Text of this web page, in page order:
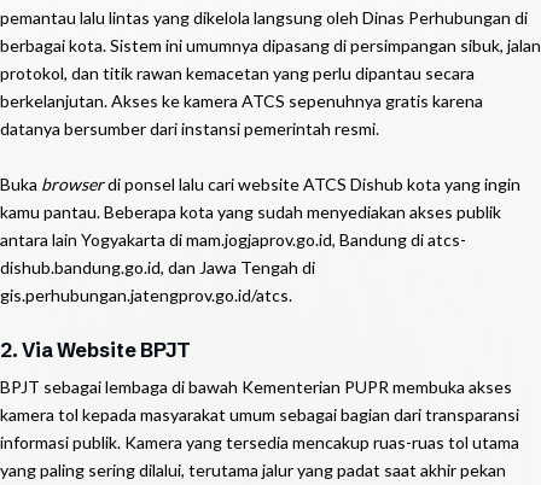
pemantau lalu lintas yang dikelola langsung oleh Dinas Perhubungan di
berbagai kota. Sistem ini umumnya dipasang di persimpangan sibuk, jalan
protokol, dan titik rawan kemacetan yang perlu dipantau secara
berkelanjutan. Akses ke kamera ATCS sepenuhnya gratis karena
datanya bersumber dari instansi pemerintah resmi.
Buka browserdi ponsel lalu cari website ATCS Dishub kota yang ingin
kamu pantau. Beberapa kota yang sudah menyediakan akses publik
antara lain Yogyakarta di mam.jogjaprov.go.id, Bandung di atcs-
dishub.bandung.go.id, dan Jawa Tengah di
gis.perhubungan.jatengprov.go.id/atcs.
2. Via Website BPJT
BPJT sebagai lembaga di bawah Kementerian PUPR membuka akses
kamera tol kepada masyarakat umum sebagai bagian dari transparansi
informasi publik. Kamera yang tersedia mencakup ruas-ruas tol utama
yang paling sering dilalui, terutama jalur yang padat saat akhir pekan